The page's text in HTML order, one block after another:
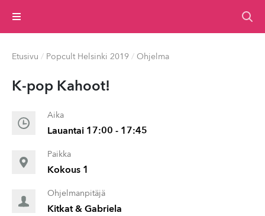
Valikko
Etusivu / Popcult Helsinki 2019 / Ohjelma
K-pop Kahoot!
Aika
Lauantai 17:00 - 17:45
Paikka
Kokous 1
Ohjelmanpitäjä
Kitkat & Gabriela